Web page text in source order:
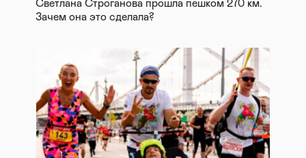
Светлана Строганова прошла пешком 270 км.
Зачем она это сделала?